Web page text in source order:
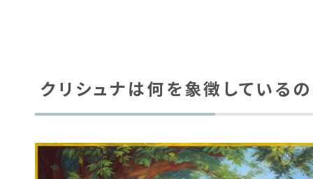
クリシュナは何を象徴している